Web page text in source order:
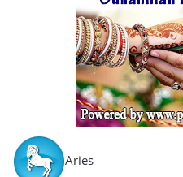
Aries